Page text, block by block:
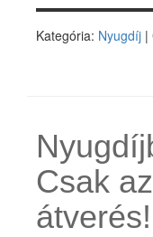
Kategória: Nyugdíj |
Csak
átverés!